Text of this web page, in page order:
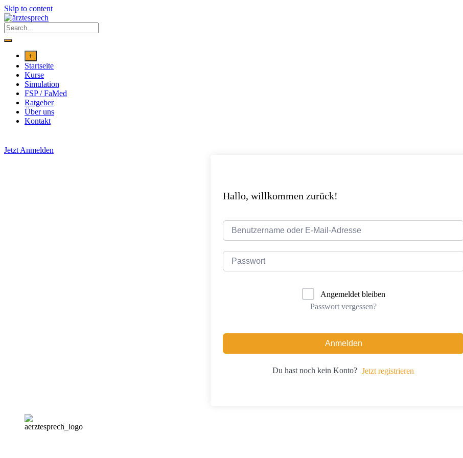
Skip to content
+
Startseite
Kurse
Simulation
FSP / FaMed
Ratgeber
Über uns
Kontakt
Jetzt Anmelden
Hallo, willkommen zurück!
Angemeldet bleiben
Passwort vergessen?
Anmelden
Du hast noch kein Konto? Jetzt registrieren